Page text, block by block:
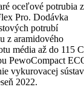
oceľové potrubia
Pro. Dodávka
potrubí
z aramidového
média až do 115
PewoCompact
vykurovacej
2022.